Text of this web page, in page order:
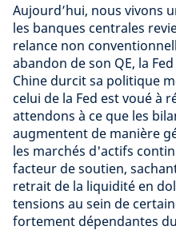
Aujourd’hui, nous vivons
les banques centrales
relance non
abandon de son QE, la
Chine durcit sa politique
celui de la Fed est voué à
attendons à ce que les
augmentent de manière
les marchés d'actifs
facteur de soutien,
retrait de la liquidité en
tensions au sein de
fortement dépendantes